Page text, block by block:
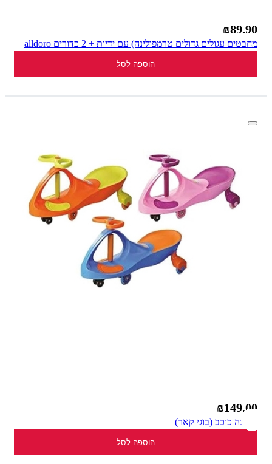
₪89.90
מחבטים עגולים גדולים טרמפולינה) עם ידיות + 2 כדורים alldoro
הוספה לסל
₪149.00
בימבה כוכב (בוגי קאר)
הוספה לסל